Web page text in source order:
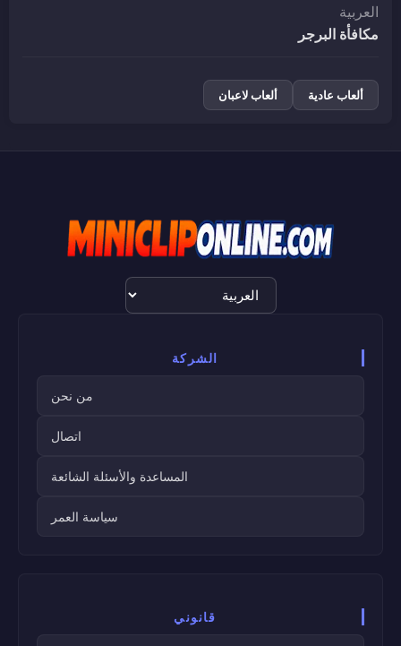
العربية
مكافأة البرجر
ألعاب عادية ألعاب لاعبان
اختيار
اللغة
الشركة
من نحن
اتصال
المساعدة والأسئلة الشائعة
سياسة العمر
قانوني